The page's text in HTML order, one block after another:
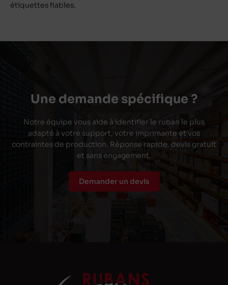
étiquettes fiables.
Une demande spécifique ?
Notre équipe vous aide à identifier le ruban le plus
adapté à votre support, votre imprimante et vos
contraintes de production. Réponse rapide, devis gratuit
et sans engagement.
Demander un devis